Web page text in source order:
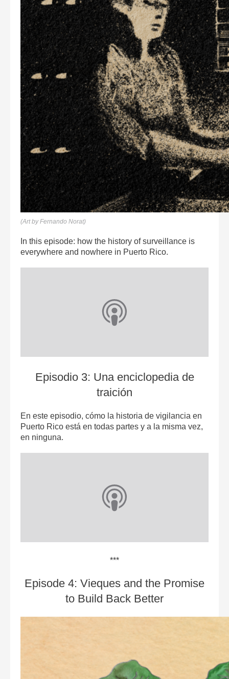
(Art by Fernando Norat)
In this episode: how the history of surveillance is
everywhere and nowhere in Puerto Rico.
Episodio 3: Una enciclopedia de
traición
En este episodio, cómo la historia de vigilancia en
Puerto Rico está en todas partes y a la misma vez,
en ninguna.
***
Episode 4: Vieques and the Promise
to Build Back Bette‪r